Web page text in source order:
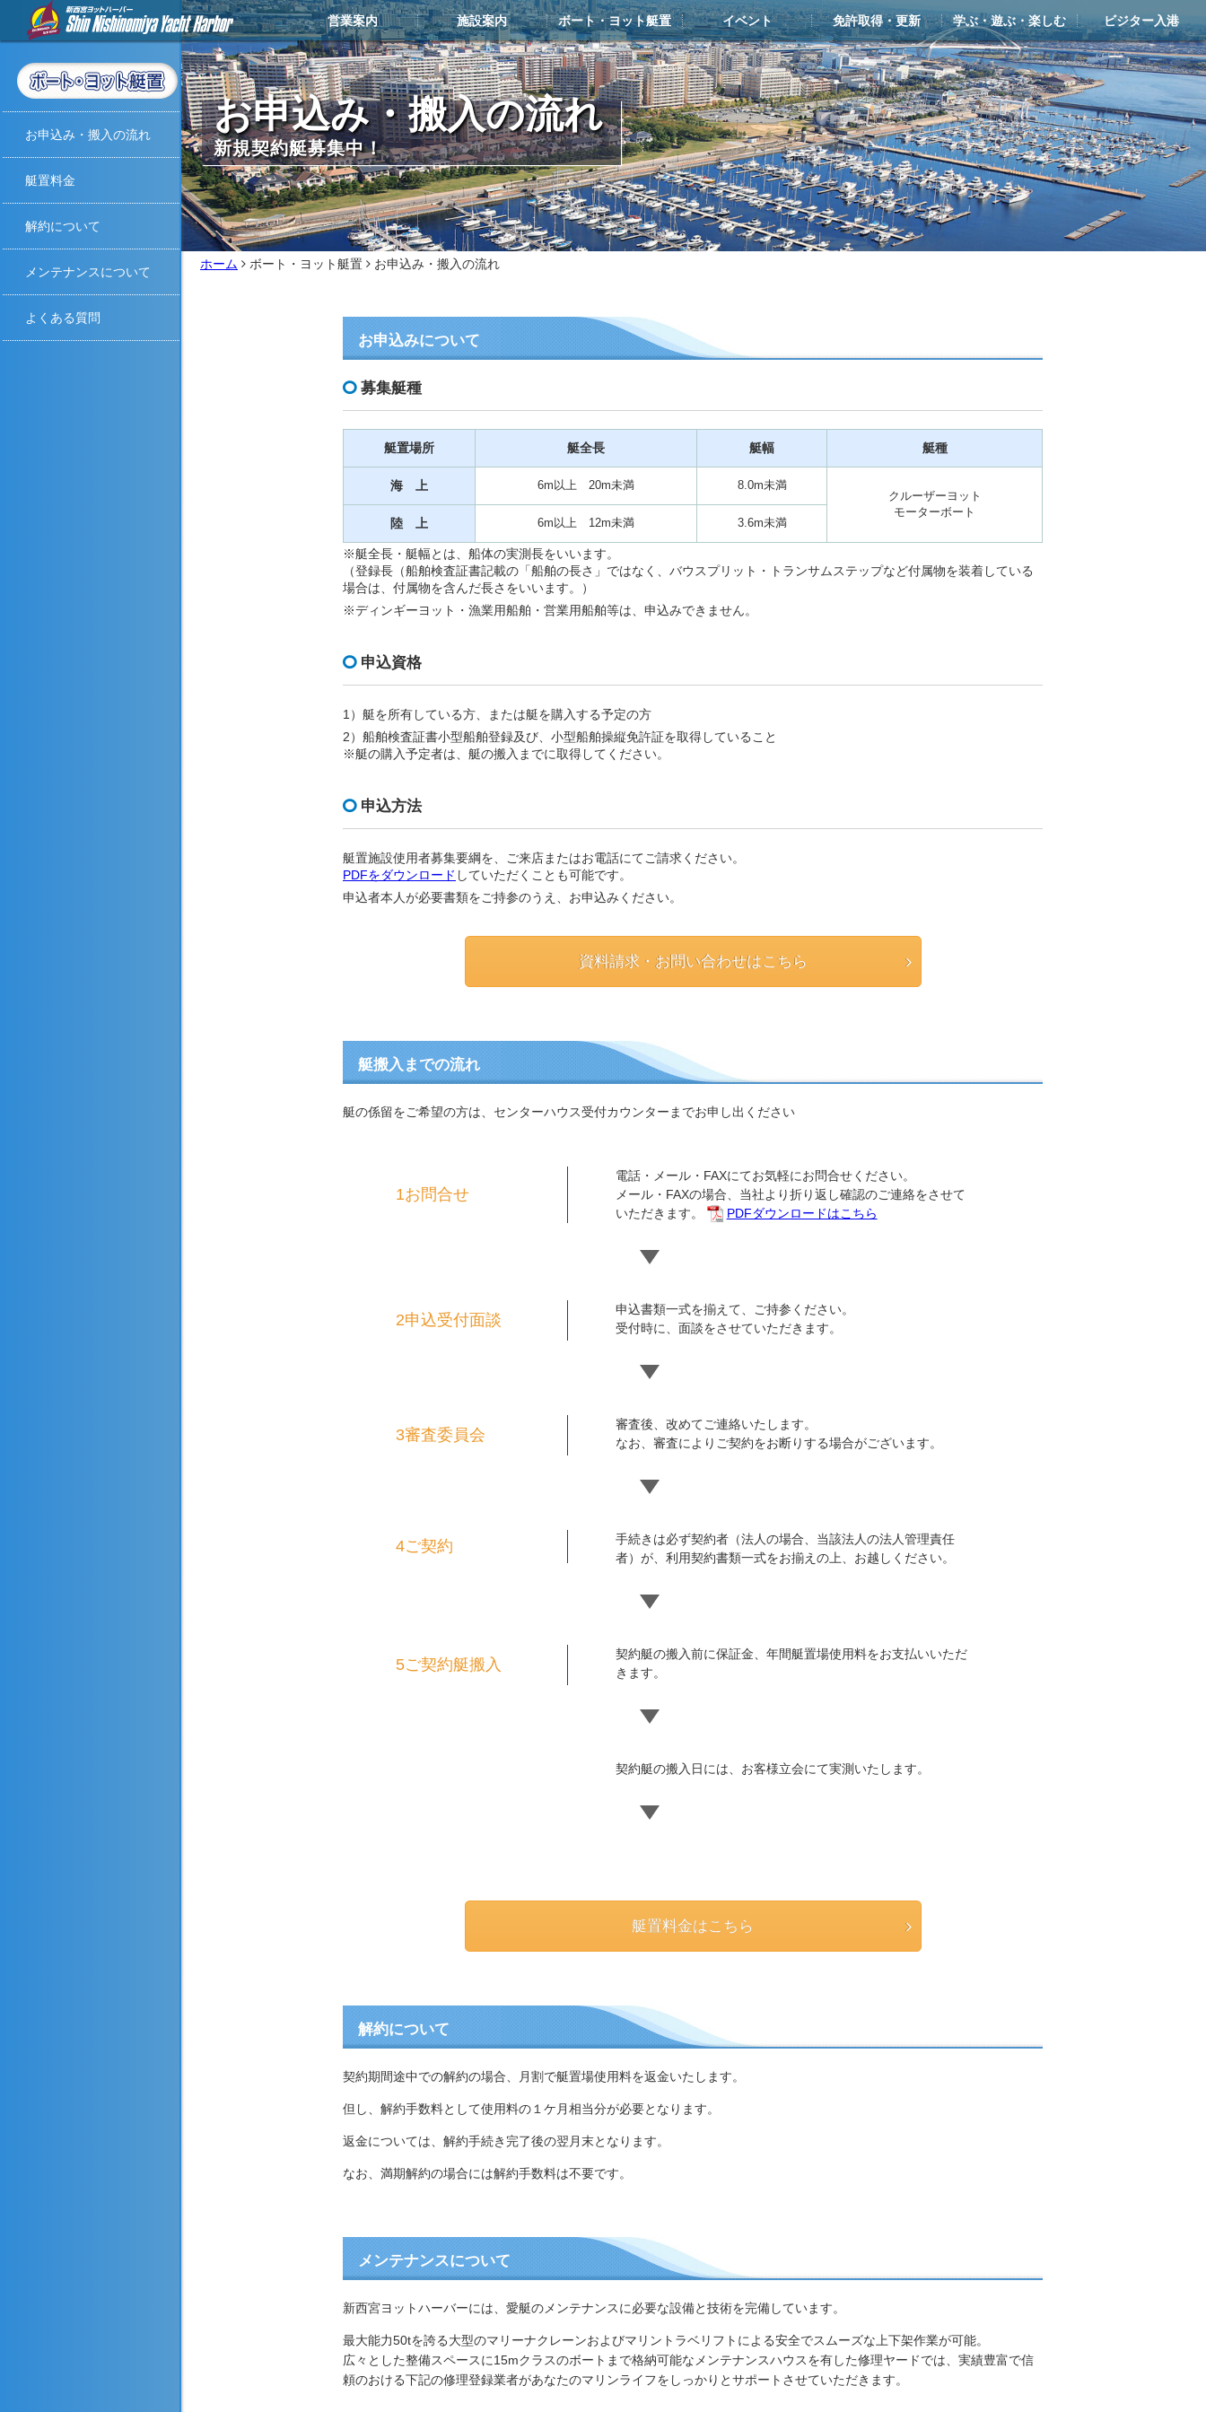
営業案内
営業メニュー
営業カレンダー
イベントカレンダー
お知らせ
アクセス
天気予報
ライブカメラ
お問い合わせ
撮影・取材
施設案内
施設案内TOP
施設案内 艇置・給油メンテナンス施設
レストラン・カフェ
マリンショップ
その他ヨットハーバー内施設
ボート・ヨット展示艇情報
ボート・ヨット艇置
お申込み・搬入の流れ
艇置料金
解約について
メンテナンスについて
よくある質問
イベント
イベントカレンダー
フィッシングダービー
ジャパンマリーナアライアンス
免許取得・更新
免許 新規取得
更新・失効
学ぶ・遊ぶ・楽しむ
学ぶ・遊ぶ・楽しむTOP
シースタイル・マリン塾
ヤマハマリンクラブ・シースタイル
マリン塾 新西宮レンタルヨットクラブ
ヨットスクール
体験クルーズ（ボート・ヨット）
クルージングガイド
ビジター入港
ビジターバース・入港のご案内
しんにしのみや海の駅
お申込み・搬入の流れ
新規契約艇募集中！
ホーム ボート・ヨット艇置 お申込み・搬入の流れ
お申込みについて
募集艇種
艇置場所 艇全長 艇幅 艇種
海 上 6m以上 20m未満
8.0m未満
クルーザーヨット
モーターボート
陸 上 6m以上 12m未満 3.6m未満
※艇全長・艇幅とは、船体の実測長をいいます。
（登録長（船舶検査証書記載の「船舶の長さ」ではなく、バウスプリット・トランサムステップなど付属物を装着している
場合は、付属物を含んだ長さをいいます。）
※ディンギーヨット・漁業用船舶・営業用船舶等は、申込みできません。
申込資格
1）艇を所有している方、または艇を購入する予定の方
2）船舶検査証書小型船舶登録及び、小型船舶操縦免許証を取得していること
※艇の購入予定者は、艇の搬入までに取得してください。
申込方法
艇置施設使用者募集要綱を、ご来店またはお電話にてご請求ください。
PDFをダウンロード していただくことも可能です。
申込者本人が必要書類をご持参のうえ、お申込みください。
資料請求・お問い合わせはこちら
艇搬入までの流れ
艇の係留をご希望の方は、センターハウス受付カウンターまでお申し出ください
1お問合せ
電話・メール・FAXにてお気軽にお問合せください。
メール・FAXの場合、当社より折り返し確認のご連絡をさせて
いただきます。
PDFダウンロードはこちら
2申込受付面談
申込書類一式を揃えて、ご持参ください。
受付時に、面談をさせていただきます。
3審査委員会
審査後、改めてご連絡いたします。
なお、審査によりご契約をお断りする場合がございます。
4ご契約
手続きは必ず契約者（法人の場合、当該法人の法人管理責任
者）が、利用契約書類一式をお揃えの上、お越しください。
5ご契約艇搬入
契約艇の搬入前に保証金、年間艇置場使用料をお支払いいただ
きます。
契約艇の搬入日には、お客様立会にて実測いたします。
艇置料金はこちら
解約について
契約期間途中での解約の場合、月割で艇置場使用料を返金いたします。
但し、解約手数料として使用料の１ケ月相当分が必要となります。
返金については、解約手続き完了後の翌月末となります。
なお、満期解約の場合には解約手数料は不要です。
メンテナンスについて
新西宮ヨットハーバーには、愛艇のメンテナンスに必要な設備と技術を完備しています。
最大能力50tを誇る大型のマリーナクレーンおよびマリントラベリフトによる安全でスムーズな上下架作業が可能。
広々とした整備スペースに15mクラスのボートまで格納可能なメンテナンスハウスを有した修理ヤードでは、実績豊富で信
頼のおける下記の修理登録業者があなたのマリンライフをしっかりとサポートさせていただきます。
お申込み・搬入の流れ
艇置料金
解約について
メンテナンスについて
よくある質問